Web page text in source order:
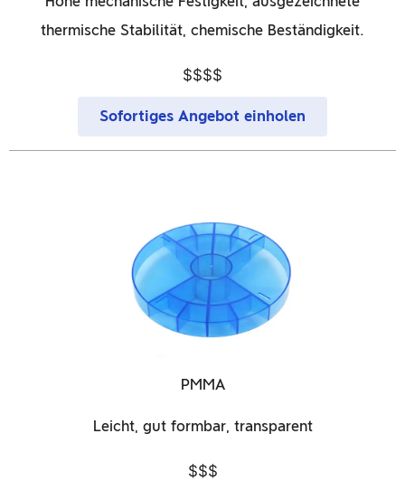
thermische Stabilität, chemische Beständigkeit.
$$$$
Sofortiges Angebot einholen
PMMA
Leicht, gut formbar, transparent
$$$